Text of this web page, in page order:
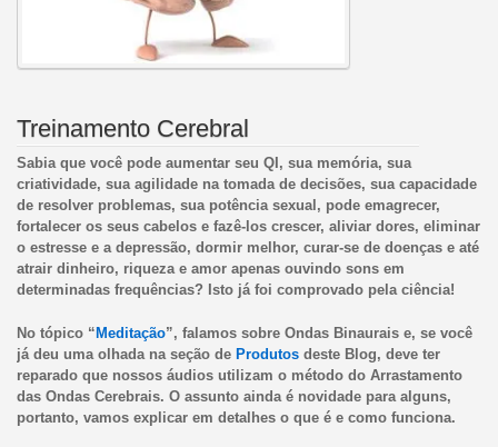
Treinamento Cerebral
Sabia que você pode aumentar seu QI, sua memória, sua
criatividade, sua agilidade na tomada de decisões, sua capacidade
de resolver problemas, sua potência sexual, pode emagrecer,
fortalecer os seus cabelos e fazê-los crescer, aliviar dores, eliminar
o estresse e a depressão, dormir melhor, curar-se de doenças e até
atrair dinheiro, riqueza e amor apenas ouvindo sons em
determinadas frequências? Isto já foi comprovado pela ciência!
No tópico “ Meditação”, falamos sobre Ondas Binaurais e, se você
já deu uma olhada na seção de Produtosdeste Blog, deve ter
reparado que nossos áudios utilizam o método do Arrastamento
das Ondas Cerebrais. O assunto ainda é novidade para alguns,
portanto, vamos explicar em detalhes o que é e como funciona.